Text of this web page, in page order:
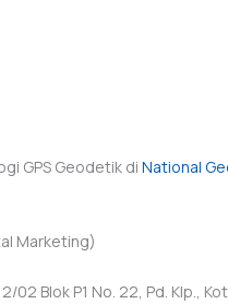
GPS Geodetik di National
Marketing)
02 Blok P1 No. 22, Pd. Klp.,